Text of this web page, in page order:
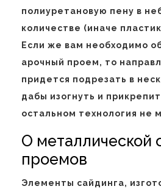
полиуретановую пену в
количестве (иначе
Если же вам необходимо
арочный проем, то
придется подрезать в
дабы изогнуть и
остальном технология не
О металлической
проемов
Элементы сайдинга,